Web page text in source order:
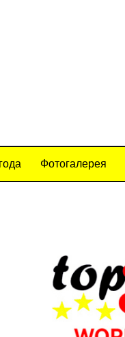
Фотогалерея